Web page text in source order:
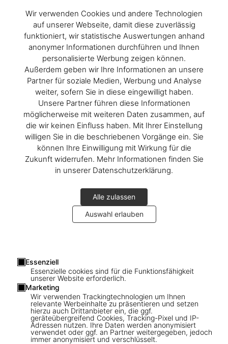
Wir verwenden Cookies und andere Technologien
auf unserer Webseite, damit diese zuverlässig
funktioniert, wir statistische Auswertungen anhand
anonymer Informationen durchführen und Ihnen
personalisierte Werbung zeigen können.
Außerdem geben wir Ihre Informationen an unsere
Partner für soziale Medien, Werbung und Analyse
weiter, sofern Sie in diese eingewilligt haben.
Unsere Partner führen diese Informationen
möglicherweise mit weiteren Daten zusammen, auf
die wir keinen Einfluss haben. Mit Ihrer Einstellung
willigen Sie in die beschriebenen Vorgänge ein. Sie
können Ihre Einwilligung mit Wirkung für die
Zukunft widerrufen. Mehr Informationen finden Sie
in unserer Datenschutzerklärung.
Alle zulassen
Auswahl erlauben
Essenziell
Essenzielle cookies sind für die Funktionsfähigkeit
unserer Website erforderlich.
Marketing
Wir verwenden Trackingtechnologien um Ihnen
relevante Werbeinhalte zu präsentieren und setzen
hierzu auch Drittanbieter ein, die ggf.
geräteübergreifend Cookies, Tracking-Pixel und IP-
Adressen nutzen. Ihre Daten werden anonymisiert
verwendet oder ggf. an Partner weitergegeben, jedoch
immer anonymisiert und verschlüsselt.
1 /24
XL
Peter Beard
US$ 150